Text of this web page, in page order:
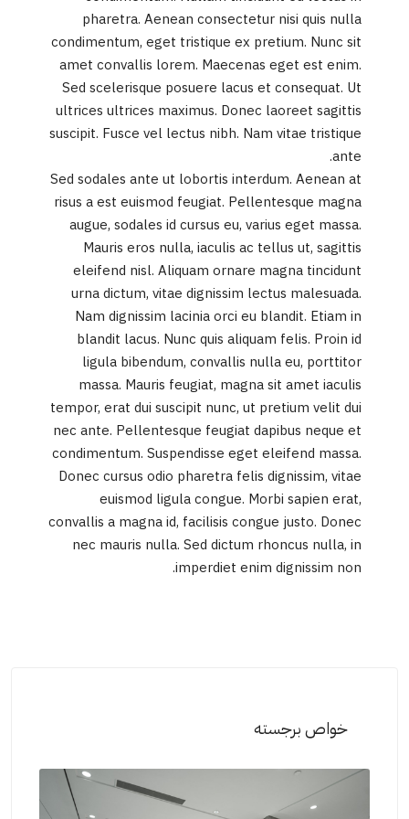
pharetra. Aenean consectetur nisi quis nulla
condimentum, eget tristique ex pretium. Nunc sit
amet convallis lorem. Maecenas eget est enim.
Sed scelerisque posuere lacus et consequat. Ut
ultrices ultrices maximus. Donec laoreet sagittis
suscipit. Fusce vel lectus nibh. Nam vitae tristique
ante.
Sed sodales ante ut lobortis interdum. Aenean at
risus a est euismod feugiat. Pellentesque magna
augue, sodales id cursus eu, varius eget massa.
Mauris eros nulla, iaculis ac tellus ut, sagittis
eleifend nisl. Aliquam ornare magna tincidunt
urna dictum, vitae dignissim lectus malesuada.
Nam dignissim lacinia orci eu blandit. Etiam in
blandit lacus. Nunc quis aliquam felis. Proin id
ligula bibendum, convallis nulla eu, porttitor
massa. Mauris feugiat, magna sit amet iaculis
tempor, erat dui suscipit nunc, ut pretium velit dui
nec ante. Pellentesque feugiat dapibus neque et
condimentum. Suspendisse eget eleifend massa.
Donec cursus odio pharetra felis dignissim, vitae
euismod ligula congue. Morbi sapien erat,
convallis a magna id, facilisis congue justo. Donec
nec mauris nulla. Sed dictum rhoncus nulla, in
imperdiet enim dignissim non.
خواص برجسته